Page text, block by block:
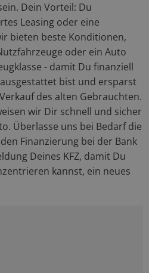
Dein Vorteil: Du
Leasing oder eine
bieten beste Konditionen,
oder ein Auto
- damit Du finanziell
bist und ersparst
des alten Gebrauchten.
wir Dir schnell und sicher
Überlasse uns bei Bedarf die
Finanzierung bei der Bank
Deines KFZ, damit Du
kannst, ein neues